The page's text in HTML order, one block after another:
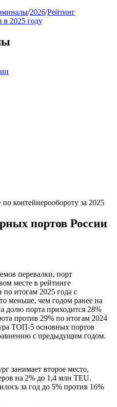
/2026/Рейтинг
в 2025 году
портов России
перевалки, порт
месте в рейтинге
итогам 2025 года с
меньше, чем годом ранее на
долю порта приходится 28%
против 29% по итогам 2024
ТОП-5 основных портов
с предыдущим годом.
занимает второе место,
на 2% до 1,4 млн TEU.
за год до 5% против 16%